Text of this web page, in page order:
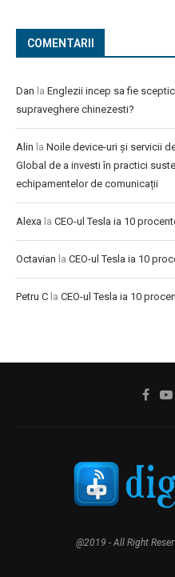
COMENTARII
Dan la Englezii incep sa fie
supraveghere chinezesti?
Alin la Noile device-uri și servicii
Global de a investi în practici
echipamentelor de comunicații
Alexa la CEO-ul Tesla ia 10
Octavian la CEO-ul Tesla ia 10
Petru C la CEO-ul Tesla ia 10
@2019 - All Right